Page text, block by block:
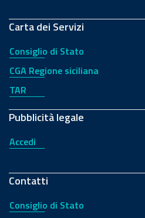
Carta dei Servizi
Consiglio di Stato
CGA Regione siciliana
TAR
Pubblicità legale
Accedi
Contatti
Consiglio di Stato